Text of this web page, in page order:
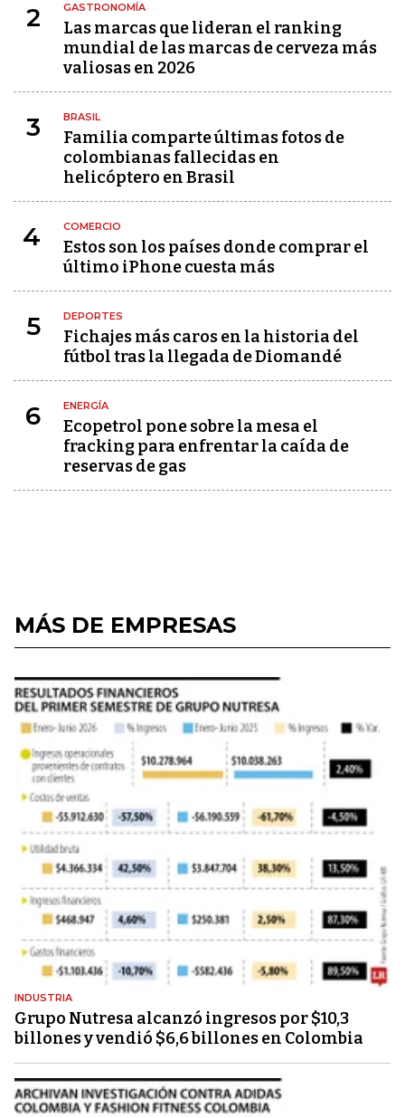
2 GASTRONOMÍA
Las marcas que lideran el ranking
mundial de las marcas de cerveza más
valiosas en 2026
3 BRASIL
Familia comparte últimas fotos de
colombianas fallecidas en
helicóptero en Brasil
4 COMERCIO
Estos son los países donde comprar el
último iPhone cuesta más
5 DEPORTES
Fichajes más caros en la historia del
fútbol tras la llegada de Diomandé
6 ENERGÍA
Ecopetrol pone sobre la mesa el
fracking para enfrentar la caída de
reservas de gas
MÁS DE EMPRESAS
INDUSTRIA
Grupo Nutresa alcanzó ingresos por $10,3
billones y vendió $6,6 billones en Colombia